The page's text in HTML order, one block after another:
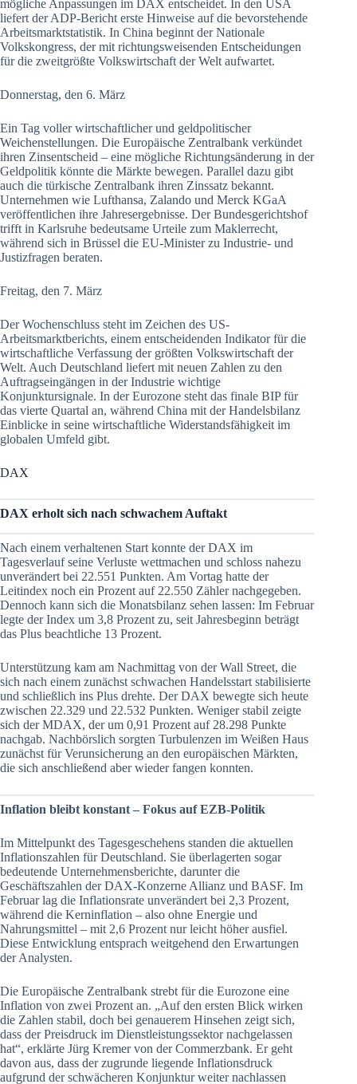
mögliche Anpassungen im DAX entscheidet. In den USA
liefert der ADP-Bericht erste Hinweise auf die bevorstehende
Arbeitsmarktstatistik. In China beginnt der Nationale
Volkskongress, der mit richtungsweisenden Entscheidungen
für die zweitgrößte Volkswirtschaft der Welt aufwartet.
Donnerstag, den 6. März
Ein Tag voller wirtschaftlicher und geldpolitischer
Weichenstellungen. Die Europäische Zentralbank verkündet
ihren Zinsentscheid – eine mögliche Richtungsänderung in der
Geldpolitik könnte die Märkte bewegen. Parallel dazu gibt
auch die türkische Zentralbank ihren Zinssatz bekannt.
Unternehmen wie Lufthansa, Zalando und Merck KGaA
veröffentlichen ihre Jahresergebnisse. Der Bundesgerichtshof
trifft in Karlsruhe bedeutsame Urteile zum Maklerrecht,
während sich in Brüssel die EU-Minister zu Industrie- und
Justizfragen beraten.
Freitag, den 7. März
Der Wochenschluss steht im Zeichen des US-
Arbeitsmarktberichts, einem entscheidenden Indikator für die
wirtschaftliche Verfassung der größten Volkswirtschaft der
Welt. Auch Deutschland liefert mit neuen Zahlen zu den
Auftragseingängen in der Industrie wichtige
Konjunktursignale. In der Eurozone steht das finale BIP für
das vierte Quartal an, während China mit der Handelsbilanz
Einblicke in seine wirtschaftliche Widerstandsfähigkeit im
globalen Umfeld gibt.
DAX
DAX erholt sich nach schwachem Auftakt
Nach einem verhaltenen Start konnte der DAX im
Tagesverlauf seine Verluste wettmachen und schloss nahezu
unverändert bei 22.551 Punkten. Am Vortag hatte der
Leitindex noch ein Prozent auf 22.550 Zähler nachgegeben.
Dennoch kann sich die Monatsbilanz sehen lassen: Im Februar
legte der Index um 3,8 Prozent zu, seit Jahresbeginn beträgt
das Plus beachtliche 13 Prozent.
Unterstützung kam am Nachmittag von der Wall Street, die
sich nach einem zunächst schwachen Handelsstart stabilisierte
und schließlich ins Plus drehte. Der DAX bewegte sich heute
zwischen 22.329 und 22.532 Punkten. Weniger stabil zeigte
sich der MDAX, der um 0,91 Prozent auf 28.298 Punkte
nachgab. Nachbörslich sorgten Turbulenzen im Weißen Haus
zunächst für Verunsicherung an den europäischen Märkten,
die sich anschließend aber wieder fangen konnten.
Inflation bleibt konstant – Fokus auf EZB-Politik
Im Mittelpunkt des Tagesgeschehens standen die aktuellen
Inflationszahlen für Deutschland. Sie überlagerten sogar
bedeutende Unternehmensberichte, darunter die
Geschäftszahlen der DAX-Konzerne Allianz und BASF. Im
Februar lag die Inflationsrate unverändert bei 2,3 Prozent,
während die Kerninflation – also ohne Energie und
Nahrungsmittel – mit 2,6 Prozent nur leicht höher ausfiel.
Diese Entwicklung entsprach weitgehend den Erwartungen
der Analysten.
Die Europäische Zentralbank strebt für die Eurozone eine
Inflation von zwei Prozent an. „Auf den ersten Blick wirken
die Zahlen stabil, doch bei genauerem Hinsehen zeigt sich,
dass der Preisdruck im Dienstleistungssektor nachgelassen
hat“, erklärte Jürg Kremer von der Commerzbank. Er geht
davon aus, dass der zugrunde liegende Inflationsdruck
aufgrund der schwächeren Konjunktur weiter nachlassen